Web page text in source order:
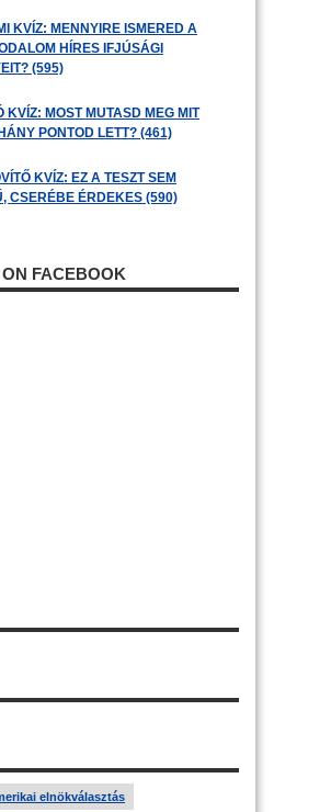
KVÍZ: MENNYIRE ISMERED A
HÍRES IFJÚSÁGI
(595)
KVÍZ: MOST MUTASD MEG MIT
PONTOD LETT? (461)
KVÍZ: EZ A TESZT SEM
CSERÉBE ÉRDEKES (590)
FACEBOOK
elnökválasztás